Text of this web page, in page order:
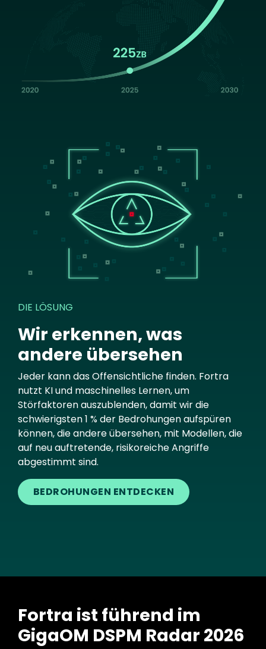
DIE LÖSUNG
Wir erkennen, was
andere übersehen
Jeder kann das Offensichtliche finden. Fortra
nutzt KI und maschinelles Lernen, um
Störfaktoren auszublenden, damit wir die
schwierigsten 1 % der Bedrohungen aufspüren
können, die andere übersehen, mit Modellen, die
auf neu auftretende, risikoreiche Angriffe
abgestimmt sind.
BEDROHUNGEN ENTDECKEN
Fortra ist führend im
GigaOM DSPM Radar 2026